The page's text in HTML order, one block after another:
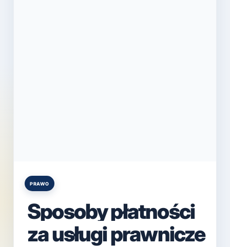
Posted
PRAWO
Sposoby płatności
za usługi prawnicze